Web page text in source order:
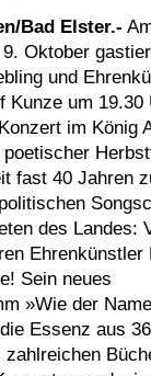
Bad Elster.-
Oktober
und
Kunze um 19.30
im König
poetischer
fast 40 Jahren
des Landes:
Ehrenkünstler
Sein neues
»Wie der
Essenz aus 36
zahlreichen